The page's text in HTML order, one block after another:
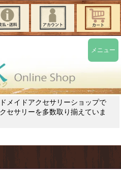
メイドアクセサリーショップで
セサリーを多数取り揃えていま
メニュー